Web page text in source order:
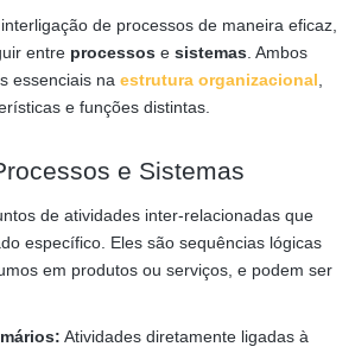
de processos de maneira eficaz,
entre processos e sistemas . Ambos
essenciais na estrutura organizacional
e funções distintas.
e Sistemas
de atividades inter-relacionadas que
específico. Eles são sequências lógicas
em produtos ou serviços, e podem ser
Atividades diretamente ligadas à